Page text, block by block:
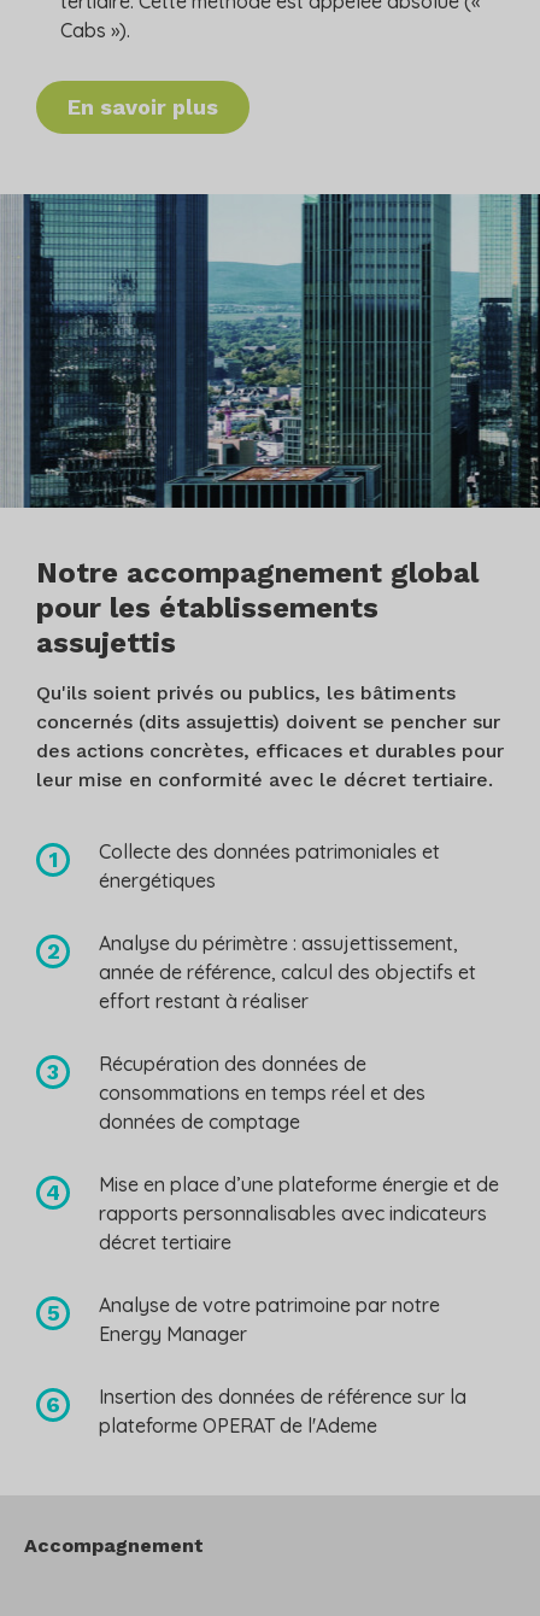
Cabs »).
En savoir plus
Notre accompagnement global
pour les établissements
assujettis
Qu'ils soient privés ou publics, les bâtiments
concernés (dits assujettis) doivent se pencher sur
des actions concrètes, efficaces et durables pour
leur mise en conformité avec le décret tertiaire.
Collecte des données patrimoniales et
énergétiques
Analyse du périmètre : assujettissement,
année de référence, calcul des objectifs et
effort restant à réaliser
Récupération des données de
consommations en temps réel et des
données de comptage
Mise en place d’une plateforme énergie et de
rapports personnalisables avec indicateurs
décret tertiaire
Analyse de votre patrimoine par notre
Energy Manager
Insertion des données de référence sur la
plateforme OPERAT de l'Ademe
Accompagnement